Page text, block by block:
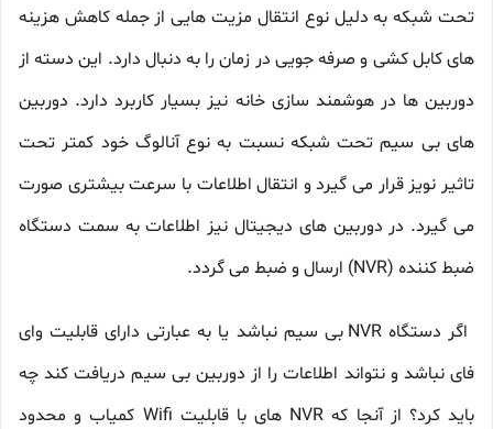
تحت شبکه به دلیل نوع انتقال مزیت هایی از جمله کاهش هزینه
های کابل کشی و صرفه جویی در زمان را به دنبال دارد. این دسته از
دوربین ها در هوشمند سازی خانه نیز بسیار کاربرد دارد. دوربین
های بی سیم تحت شبکه نسبت به نوع آنالوگ خود کمتر تحت
تاثیر نویز قرار می گیرد و انتقال اطلاعات با سرعت بیشتری صورت
می گیرد. در دوربین های دیجیتال نیز اطلاعات به سمت دستگاه
ضبط کننده (NVR) ارسال و ضبط می گردد.
اگر دستگاه NVR بی سیم نباشد یا به عبارتی دارای قابلیت وای
فای نباشد و نتواند اطلاعات را از دوربین بی سیم دریافت کند چه
باید کرد؟ از آنجا که NVR های با قابلیت Wifi کمیاب و محدود